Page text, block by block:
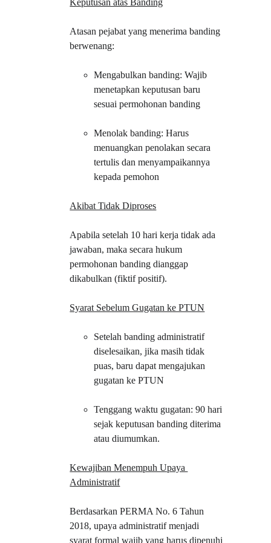
Keputusan atas Banding
Atasan pejabat yang menerima banding
berwenang:
Mengabulkan banding: Wajib
menetapkan keputusan baru
sesuai permohonan banding
Menolak banding: Harus
menuangkan penolakan secara
tertulis dan menyampaikannya
kepada pemohon
Akibat Tidak Diproses
Apabila setelah 10 hari kerja tidak ada
jawaban, maka secara hukum
permohonan banding dianggap
dikabulkan (fiktif positif).
Syarat Sebelum Gugatan ke PTUN
Setelah banding administratif
diselesaikan, jika masih tidak
puas, baru dapat mengajukan
gugatan ke PTUN
Tenggang waktu gugatan: 90 hari
sejak keputusan banding diterima
atau diumumkan.
Kewajiban Menempuh Upaya
Administratif
Berdasarkan PERMA No. 6 Tahun
2018, upaya administratif menjadi
syarat formal wajib yang harus dipenuhi